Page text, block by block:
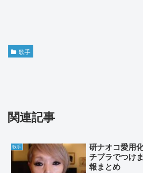
歌手
関連記事
歌手
研ナオコ愛用
チプラでつけ
報まとめ